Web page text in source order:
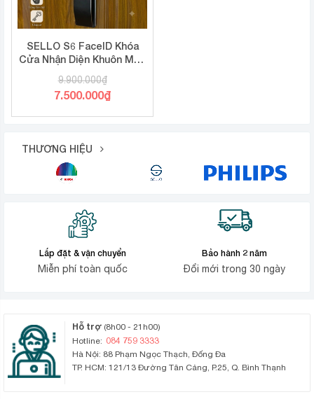
SELLO S6 FaceID Khóa
Cửa Nhận Diện Khuôn Mặt,
WiFi
9.900.000₫
Giá
7.500.000₫
Giá
tại
THƯƠNG HIỆU
Lắp đặt & vận chuyển
Miễn phí toàn quốc
Bảo hành 2 năm
Đổi mới trong 30 ngày
Hỗ trợ (8h00 - 21h00)
Hotline: 084 759 3333
Hà Nội: 88 Phạm Ngọc Thạch, Đống Đa
TP. HCM: 121/13 Đường Tân Cảng, P.25, Q. Bình Thạnh